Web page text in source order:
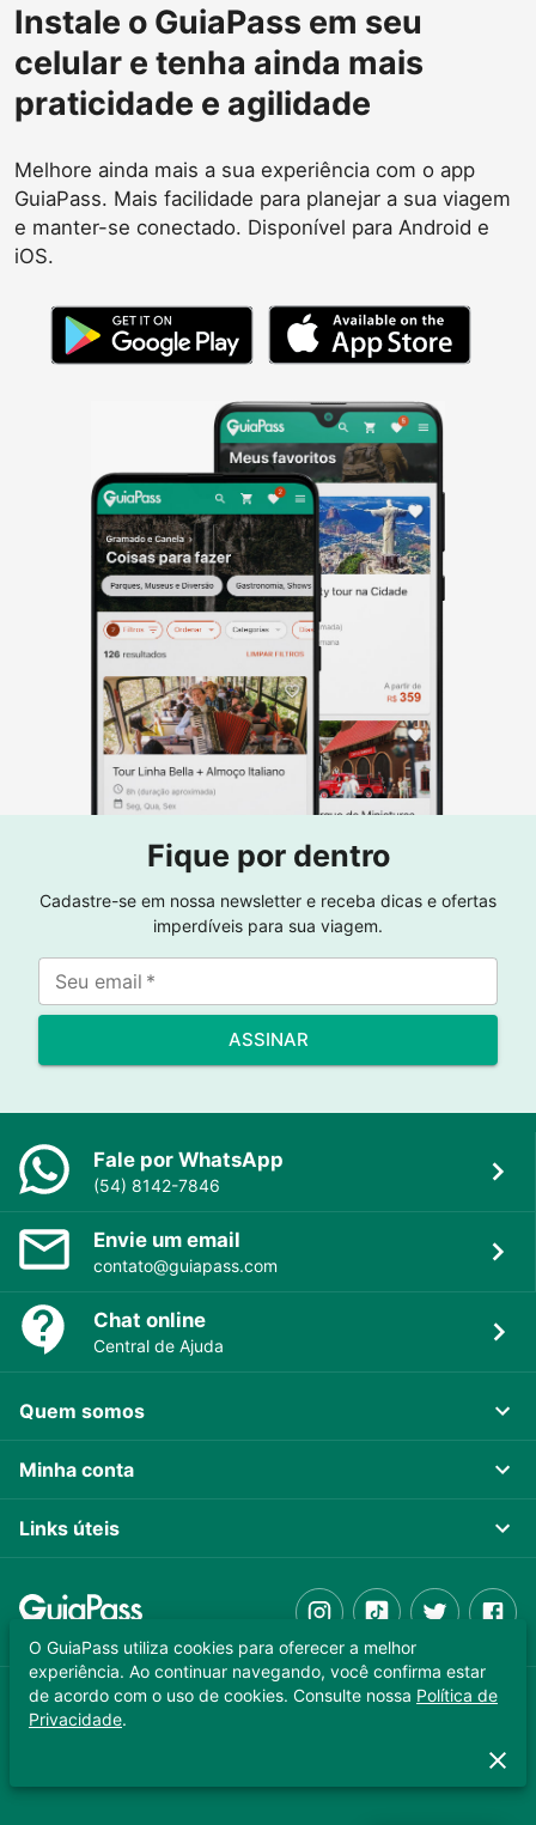
Instale o GuiaPass em seu
celular e tenha ainda mais
praticidade e agilidade
Melhore ainda mais a sua experiência com o app
GuiaPass. Mais facilidade para planejar a sua viagem
e manter-se conectado. Disponível para Android e
iOS.
Fique por dentro
Cadastre-se em nossa newsletter e receba dicas e ofertas
imperdíveis para sua viagem.
Seu email *
ASSINAR
Fale por WhatsApp
(54) 8142-7846
Envie um email
contato@guiapass.com
Chat online
Central de Ajuda
Quem somos
Minha conta
Links úteis
GUIAPASS TECNOLOGIA LTDA. CNPJ 37.989.806/0001-64
Copyright © 2025 - Todos os direitos reservados
O GuiaPass utiliza cookies para oferecer a melhor
experiência. Ao continuar navegando, você confirma estar
de acordo com o uso de cookies. Consulte nossa Política de
Privacidade.